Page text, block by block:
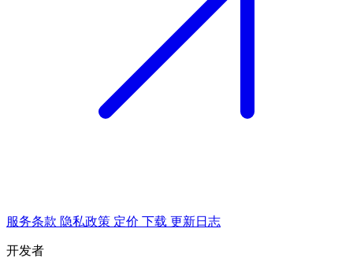
服务条款 隐私政策 定价 下载 更新日志
开发者